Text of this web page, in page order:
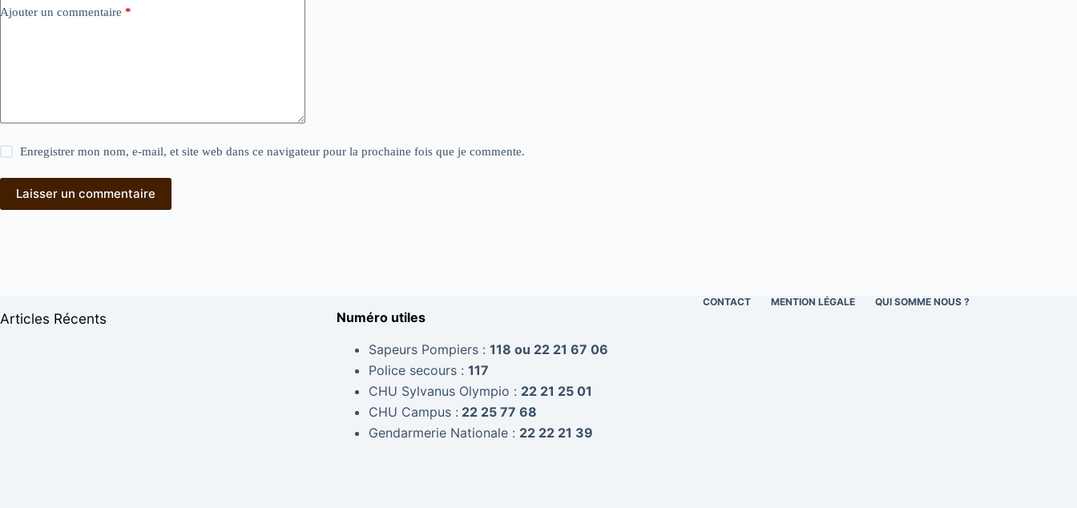
Ajouter un commentaire *
Enregistrer mon nom, e-mail, et site web dans ce navigateur pour la prochaine fois que je commente.
Laisser un commentaire
CONTACT MENTION LÉGALE QUI SOMME NOUS ?
Articles Récents
Numéro utiles
Sapeurs Pompiers : 118 ou 22 21 67 06
Police secours : 117
CHU Sylvanus Olympio : 22 21 25 01
CHU Campus : 22 25 77 68
Gendarmerie Nationale : 22 22 21 39